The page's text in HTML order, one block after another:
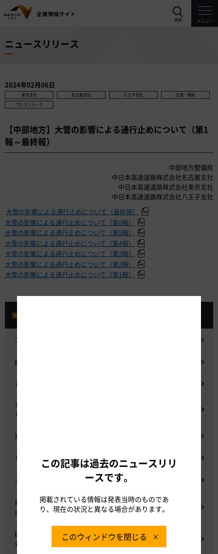
検索 メニュー
ニュースリリース
2024年02月06日
東京支社 名古屋支社 八王子支社
交通・規制
プレスリリース
【中部地方】大雪の影響による通行止めについて（第1
報～最終報）
中部地方整備局
中日本高速道路株式会社名古屋支社
中日本高速道路株式会社東京支社
中日本高速道路株式会社八王子支社
大雪の影響による通行止めについて（最終報）
大雪の影響による通行止めについて（第6報）
大雪の影響による通行止めについて（第5報）
大雪の影響による通行止めについて（第4報）
大雪の影響による通行止めについて（第3報）
大雪の影響による通行止めについて（第2報）
大雪の影響による通行止めについて（第1報）
ニュースリリース
記者会見
都市間高速道路料金割引検討会
鋼少数主桁橋の床版下面吹付コンクリートはく離・落下事象調査
検討委員会
東名高速道路宇利トンネル照明灯具落下事象調査検討会
NEXCO中日本グループの経営上の課題と取組み
入札に係る不正行為に関する調査及び再発防止のための委員会
東名高速道路 中吉田高架橋 塗装塗替え工事による火災事故再発防
止委員会
E20 中央道を跨ぐ橋梁の耐震補強工事施工不良に関する調査委員
会
この記事は過去のニュースリリ
ースです。
掲載されている情報は発表当時のものであ
り、現在の状況と異なる場合があります。
このウィンドウを閉じる